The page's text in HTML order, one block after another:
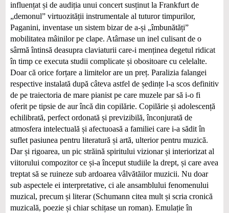
influențat și de audiția unui concert susținut la Frankfurt de
„demonul” virtuozității instrumentale al tuturor timpurilor,
Paganini, inventase un sistem bizar de a-și „îmbunătăți”
mobilitatea mâinilor pe clape. Atârnase un inel culisant de o
sârmă întinsă deasupra claviaturii care-i menținea degetul ridicat
în timp ce executa studii complicate și obositoare cu celelalte.
Doar că orice forțare a limitelor are un preț. Paralizia falangei
respective instalată după câteva astfel de ședințe l-a scos definitiv
de pe traiectoria de mare pianist pe care muzele par să i-o fi
oferit pe tipsie de aur încă din copilărie. Copilărie și adolescență
echilibrată, perfect ordonată și previzibilă, înconjurată de
atmosfera intelectuală și afectuoasă a familiei care i-a sădit în
suflet pasiunea pentru literatură și artă, ulterior pentru muzică.
Dar și rigoarea, un pic străină spiritului vizionar și interiorizat al
viitorului compozitor ce și-a început studiile la drept, și care avea
treptat să se ruineze sub ardoarea vâlvătăilor muzicii. Nu doar
sub aspectele ei interpretative, ci ale ansamblului fenomenului
muzical, precum și literar (Schumann citea mult și scria cronică
muzicală, poezie și chiar schițase un roman). Emulație în